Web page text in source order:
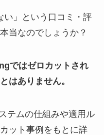
い」という口コミ・評
当なのでしょうか？
ではゼロカットされ
はありません。
テムの仕組みや適用ル
ット事例をもとに詳